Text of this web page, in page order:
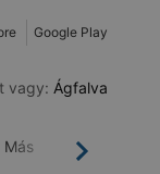
Google Play
vagy: Ágfalva
Tovább
Más